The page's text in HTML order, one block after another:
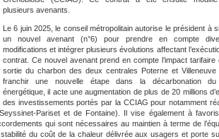
plusieurs avenants.
Le 6 juin 2025, le conseil métropolitain autorise le président à
un nouvel avenant (n°6) pour prendre en compte
modifications et intégrer plusieurs évolutions affectant
contrat. Ce nouvel avenant prend en compte l’impact tarifaire
sortie du charbon des deux centrales Poterne et Villeneuve
franchir une nouvelle étape dans la décarbonation
énergétique, il acte une augmentation de plus de 20 millions
des investissements portés par la CCIAG pour notamment
Pariset et de Fontaine). Il vise également à
qui sont nécessaires au maintien à terme de
du coût de la chaleur délivrée aux usagers et porte